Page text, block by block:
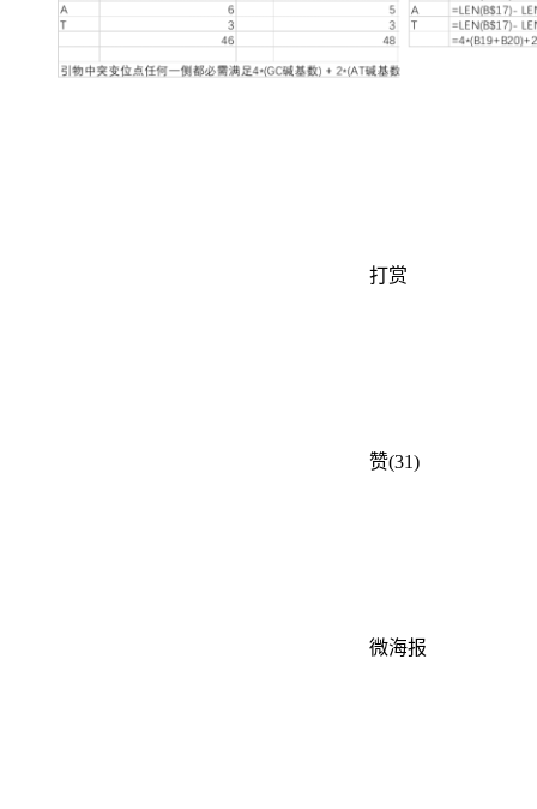
打赏
赞(31)
微海报